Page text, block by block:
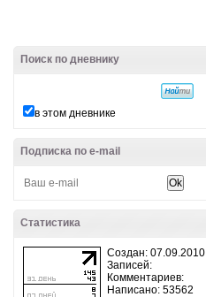
Поиск по дневнику
в этом дневнике
Подписка по e-mail
Статистика
Создан: 07.09.2010
Записей:
Комментариев:
Написано: 53562